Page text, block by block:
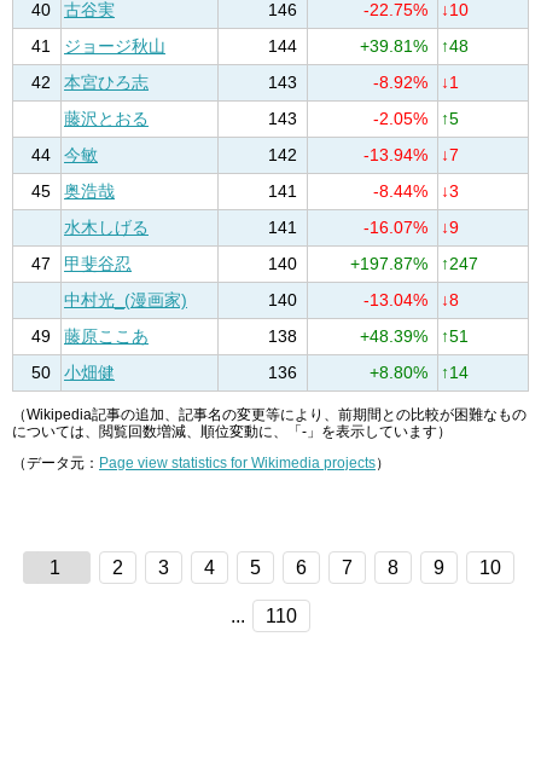
40
古谷実 146 -22.75%
↓10
41
ジョージ秋山 144 +39.81%
↑48
42
本宮ひろ志 143 -8.92%
↓1
藤沢とおる
143 -2.05%
↑5
44
今敏 142 -13.94%
↓7
45
奥浩哉 141 -8.44%
↓3
水木しげる
141 -16.07%
↓9
47
甲斐谷忍 140 +197.87%
↑247
中村光_(漫画家)
140 -13.04%
↓8
49
藤原ここあ 138 +48.39%
↑51
50
小畑健 136 +8.80% ↑14
（Wikipedia記事の追加、記事名の変更等により、前期間との比較が困難なもの
については、閲覧回数増減、順位変動に、「-」を表示しています）
（データ元： Page view statistics for Wikimedia projects）
1 2 3 4 5 6 7 8 9 10
... 110